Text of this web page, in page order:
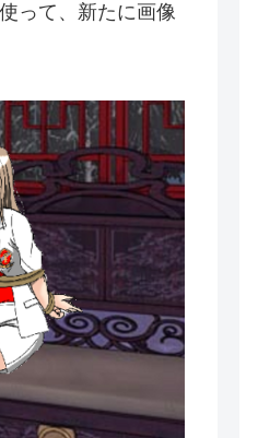
って、新たに画像